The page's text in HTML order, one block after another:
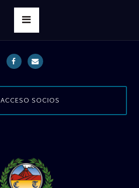
ACCESO SOCIOS